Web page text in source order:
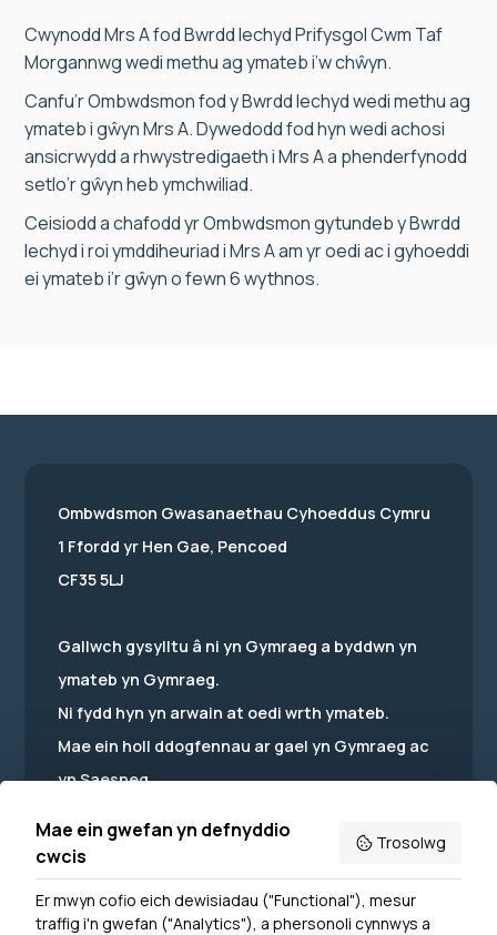
Cwynodd Mrs A fod Bwrdd Iechyd Prifysgol Cwm Taf
Morgannwg wedi methu ag ymateb i’w chŵyn.
Canfu’r Ombwdsmon fod y Bwrdd Iechyd wedi methu ag
ymateb i gŵyn Mrs A. Dywedodd fod hyn wedi achosi
ansicrwydd a rhwystredigaeth i Mrs A a phenderfynodd
setlo’r gŵyn heb ymchwiliad.
Ceisiodd a chafodd yr Ombwdsmon gytundeb y Bwrdd
Iechyd i roi ymddiheuriad i Mrs A am yr oedi ac i gyhoeddi
ei ymateb i’r gŵyn o fewn 6 wythnos.
Ombwdsmon Gwasanaethau Cyhoeddus Cymru
1 Ffordd yr Hen Gae, Pencoed
CF35 5LJ
Gallwch gysylltu â ni yn Gymraeg a byddwn yn
ymateb yn Gymraeg.
Ni fydd hyn yn arwain at oedi wrth ymateb.
Mae ein holl ddogfennau ar gael yn Gymraeg ac
yn Saesneg.
Powered by Translate
Mae ein gwefan yn defnyddio
cwcis
Trosolwg
Er mwyn cofio eich dewisiadau ("Functional"), mesur
traffig i'n gwefan ("Analytics"), a phersonoli cynnwys a